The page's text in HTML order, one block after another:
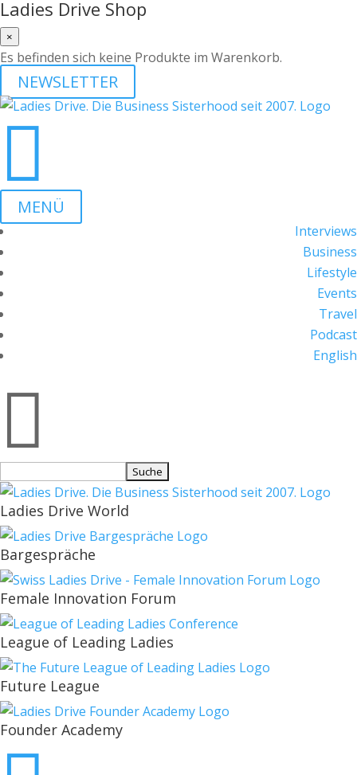
Ladies Drive Shop
×
Es befinden sich keine Produkte im Warenkorb.
NEWSLETTER

MENÜ
Interviews
Business
Lifestyle
Events
Travel
Podcast
English

nach:
Ladies Drive World
Bargespräche
Female Innovation Forum
League of Leading Ladies
Future League
Founder Academy